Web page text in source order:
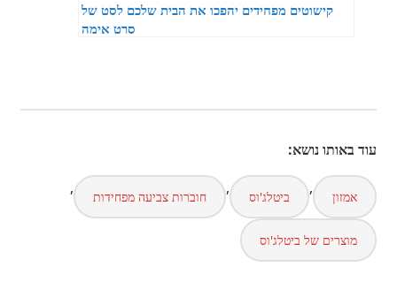
קישוטים מפחידים יהפכו את הבית שלכם לסט של
סרט אימה
עוד באותו נושא:
אמזון , ביטלג'וס , חוברות צביעה מפחידות ,
מוצרים של ביטלג'וס